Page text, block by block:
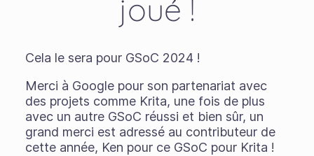
joué !
Cela le sera pour GSoC 2024 !
Merci à Google pour son partenariat avec
des projets comme Krita, une fois de plus
avec un autre GSoC réussi et bien sûr, un
grand merci est adressé au contributeur de
cette année, Ken pour ce GSoC pour Krita !